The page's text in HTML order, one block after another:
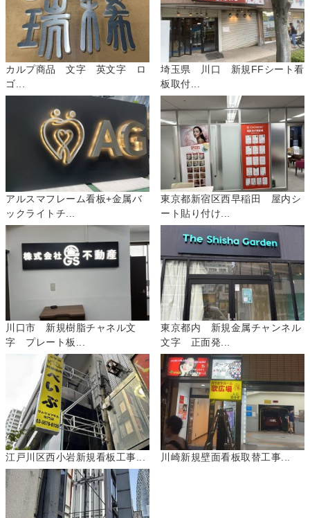
カルプ商品 文字 英文字 ロ
ゴ...
埼玉県 川口 新規FFシート看
板取付...
アルスマフレーム看板+金属バ
ックライトチ...
東京都新宿区西早稲田 屋内シ
ート貼り付け...
川口市 新規樹脂チャネル文
字 プレート板...
東京都内 新規金属チャンネル
文字 正面発...
江戸川区西小岩新規看板工事... 川崎新規壁面看板取替工事...